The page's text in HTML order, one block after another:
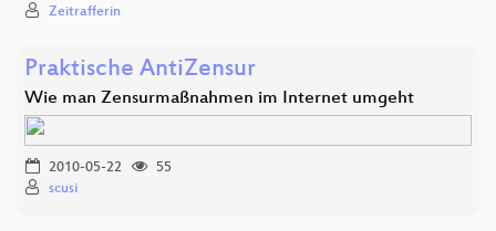
Zeitrafferin
Praktische AntiZensur
Wie man Zensurmaßnahmen im Internet umgeht
2010-05-22
55
scusi